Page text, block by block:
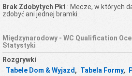
Brak Zdobytych Pkt : Mecze, w których
zdobyć ani jednej bramki.
Międzynarodowy - WC Qualification
Statystyki
Rozgrywki
Tabele Dom & Wyjazd , Tabela Formy,